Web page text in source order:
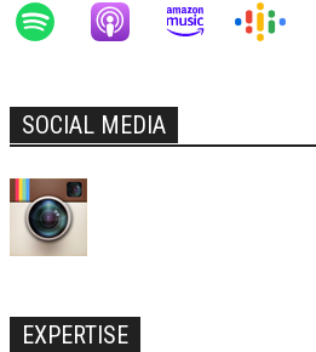
SOCIAL MEDIA
EXPERTISE